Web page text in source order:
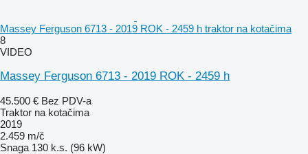
Massey Ferguson 6713 - 2019 ROK - 2459 h traktor na kotačima
8
VIDEO
Massey Ferguson 6713 - 2019 ROK - 2459 h
45.500 € Bez PDV-a
Traktor na kotačima
2019
2.459 m/č
Snaga 130 k.s. (96 kW)